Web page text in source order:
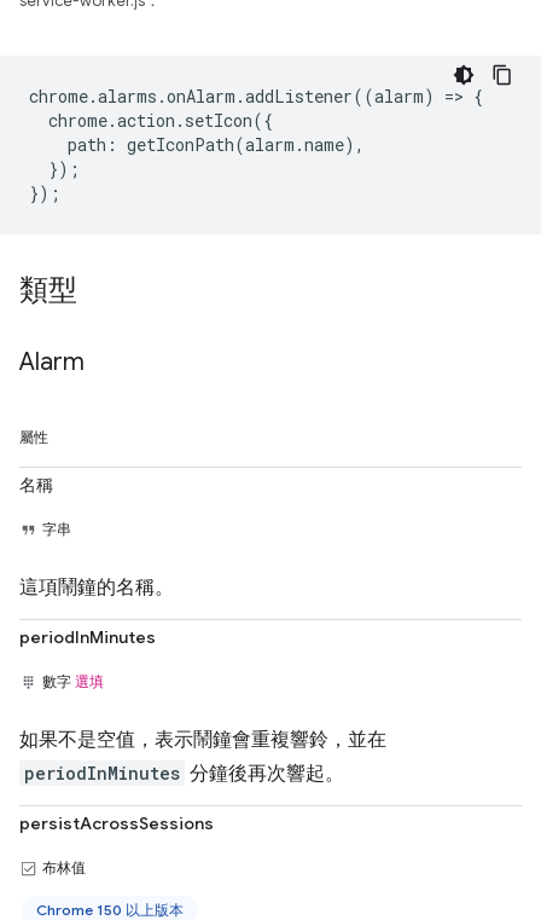
chrome.alarms .onAlarm .addListener((alarm) => {
chrome.action . setIcon({
path : getIconPath(alarm .name),
});
});
類型
Alarm
屬性
名稱
字串
這項鬧鐘的名稱。
periodInMinutes
數字 選填
如果不是空值，表示鬧鐘會重複響鈴，並在
periodInMinutes 分鐘後再次響起。
persistAcrossSessions
布林值
Chrome 150 以上版本